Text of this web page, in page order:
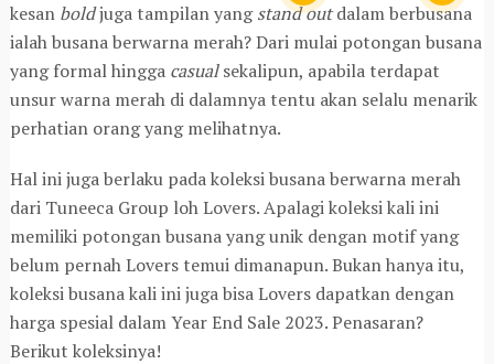
kesan boldjuga tampilan yangstand outdalam berbusana
ialah busana berwarna merah? Dari mulai potongan busana
yang formal hingga casualsekalipun, apabila terdapat
unsur warna merah di dalamnya tentu akan selalu menarik
perhatian orang yang melihatnya.
Hal ini juga berlaku pada koleksi busana berwarna merah
dari Tuneeca Group loh Lovers. Apalagi koleksi kali ini
memiliki potongan busana yang unik dengan motif yang
belum pernah Lovers temui dimanapun. Bukan hanya itu,
koleksi busana kali ini juga bisa Lovers dapatkan dengan
harga spesial dalam Year End Sale 2023. Penasaran?
Berikut koleksinya!